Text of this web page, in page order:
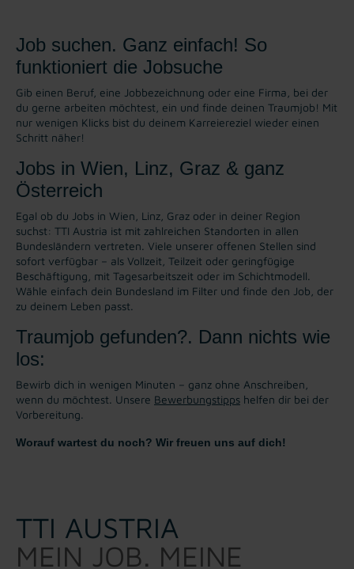
Job suchen. Ganz einfach! So
funktioniert die Jobsuche
Gib einen Beruf, eine Jobbezeichnung oder eine Firma, bei der
du gerne arbeiten möchtest, ein und finde deinen Traumjob! Mit
nur wenigen Klicks bist du deinem Karreiereziel wieder einen
Schritt näher!
Jobs in Wien, Linz, Graz & ganz
Österreich
Egal ob du Jobs in Wien, Linz, Graz oder in deiner Region
suchst: TTI Austria ist mit zahlreichen Standorten in allen
Bundesländern vertreten. Viele unserer offenen Stellen sind
sofort verfügbar – als Vollzeit, Teilzeit oder geringfügige
Beschäftigung, mit Tagesarbeitszeit oder im Schichtmodell.
Wähle einfach dein Bundesland im Filter und finde den Job, der
zu deinem Leben passt.
Traumjob gefunden?. Dann nichts wie
los:
Bewirb dich in wenigen Minuten – ganz ohne Anschreiben,
wenn du möchtest. Unsere Bewerbungstipps helfen dir bei der
Vorbereitung.
Worauf wartest du noch? Wir freuen uns auf dich!
TTI AUSTRIA
MEIN JOB. MEINE